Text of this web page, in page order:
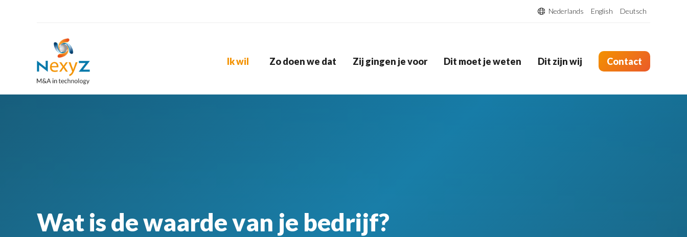
Nederlands English Deutsch
Ik wil Zo doen we dat Zij gingen je voor Dit moet je weten Dit zijn wij Contact
Wat is de waarde van je bedrijf?